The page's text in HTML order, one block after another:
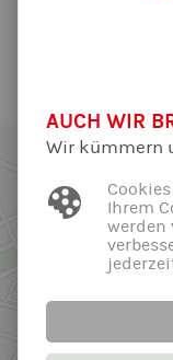
AUCH WIR
Wir kümmern
Ihrem
werden